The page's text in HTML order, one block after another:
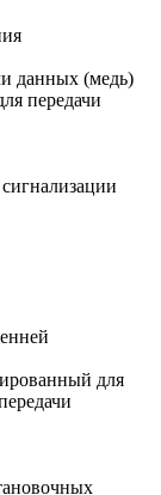
данных (медь)
передачи
для